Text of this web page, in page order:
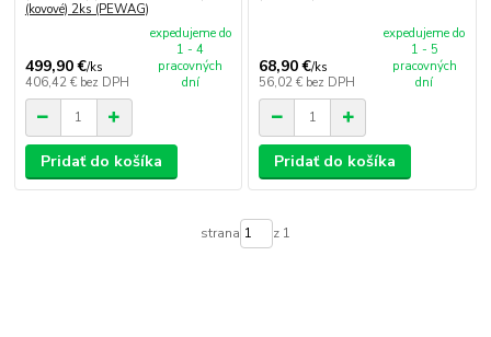
(kovové) 2ks (PEWAG)
499,90 €/ks
406,42 € bez DPH
expedujeme do
1 - 4
pracovných
dní
Pridať do košíka
68,90 €/ks
56,02 € bez DPH
expedujeme do
1 - 5
pracovných
dní
Pridať do košíka
strana z 1